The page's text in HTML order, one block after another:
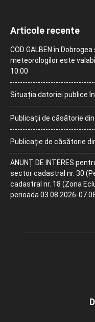
Articole recente
COD GALBEN în
meteorologilor este
10:00
Situația datoriei publice
Publicații de căsătorie
Publicație de căsătorie
ANUNȚ DE INTERES
sector cadastral nr. 30
cadastral nr. 18 (Zona
perioada 03.08.2026-